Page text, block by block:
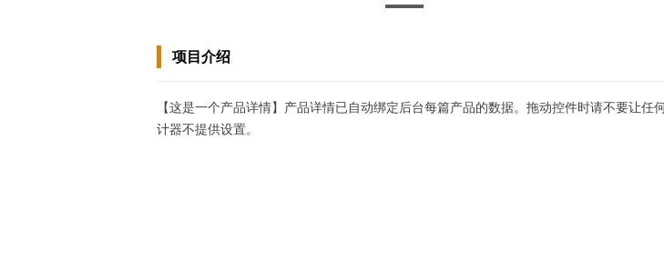
【这是一个产品详情】产品详情已自动绑定后台每篇产品的数据。拖动控件时请不要让
计器不提供设置。
项目介绍